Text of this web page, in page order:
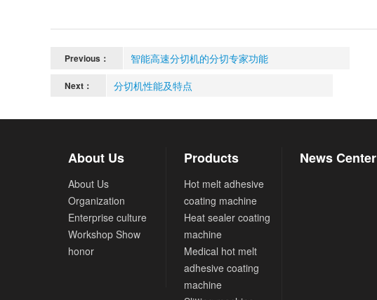
Previous： 智能高速分切机的分切专家功能
Next： 分切机性能及特点
About Us
About Us
Organization
Enterprise culture
Workshop Show
honor
Products
Hot melt adhesive
coating machine
Heat sealer coating
machine
Medical hot melt
adhesive coating
machine
News Center